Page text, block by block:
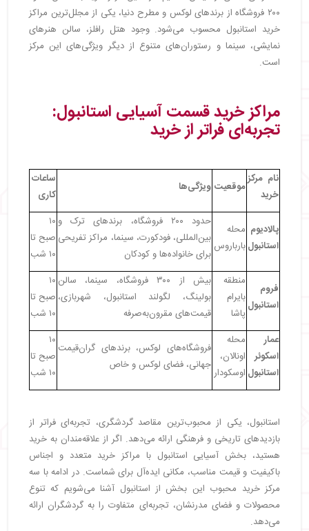
۲۰۰ فروشگاه از برندهای لوکس و مطرح دنیا، یکی از مجلل‌ترین مراکز
خرید استانبول محسوب می‌شود. وجود هتل رافلز، سالن هنرهای
نمایشی، سینما و رستوران‌های متنوع از دیگر ویژگی‌های این مرکز
است.
مراکز خرید قسمت آسیایی استانبول:
تجربه‌ای فراتر از خرید
نام مرکز
خرید
موقعیت ویژگی‌ها
ساعات
کاری
پالادیوم
استانبول
محله
بارباروس
حدود ۲۰۰ فروشگاه، برندهای ترک و
بین‌المللی، فودکورت، سینما، مراکز تفریحی
برای خانواده‌ها و کودکان
۱۰
صبح تا
۱۰ شب
فروم
استانبول
منطقه
بایرام
پاشا
بیش از ۳۰۰ فروشگاه، سینما، سالن
بولینگ، لگولند استانبول، شهربازی،
قیمت‌های مقرون‌به‌صرفه
۱۰
صبح تا
۱۰ شب
عمار
اسکوئر
استانبول
محله
اونالان،
اوسکودار
فروشگاه‌های لوکس، برندهای گران‌قیمت
جهانی، فضای لوکس و خاص
۱۰
صبح تا
۱۰ شب
استانبول، یکی از محبوب‌ترین مقاصد گردشگری، تجربه‌ای فراتر از
بازدیدهای تاریخی و فرهنگی ارائه می‌دهد. اگر از علاقه‌مندان به خرید
هستید، بخش آسیایی استانبول با مراکز خرید متعدد و اجناس
باکیفیت و قیمت مناسب، مکانی ایده‌آل برای شماست. در ادامه با سه
مرکز خرید محبوب این بخش از استانبول آشنا می‌شویم که تنوع
محصولات و فضای مدرنشان، تجربه‌ای متفاوت را به گردشگران ارائه
می‌دهد.